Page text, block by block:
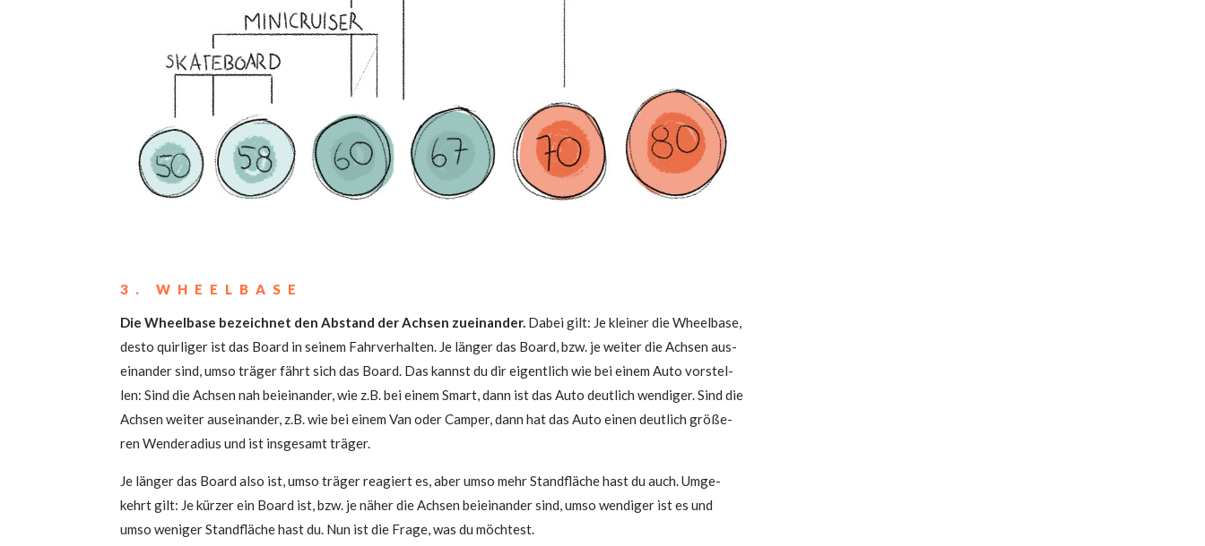
3. WHEEL­BA­SE
Die Wheel­ba­se bezeich­net den Abstand der Ach­sen zuein­an­der. Dabei gilt: Je klei­ner die Wheel­ba­se,
des­to quir­li­ger ist das Board in sei­nem Fahr­ver­hal­ten. Je län­ger das Board, bzw. je wei­ter die Ach­sen aus­
ein­an­der sind, umso trä­ger fährt sich das Board. Das kannst du dir eigent­lich wie bei einem Auto vor­stel­
len: Sind die Ach­sen nah bei­ein­an­der, wie z.B. bei einem Smart, dann ist das Auto deut­lich wen­di­ger. Sind die
Ach­sen wei­ter aus­ein­an­der, z.B. wie bei einem Van oder Cam­per, dann hat das Auto einen deut­lich grö­ße­
ren Wen­de­ra­di­us und ist ins­ge­samt trä­ger.
Je län­ger das Board also ist, umso trä­ger reagiert es, aber umso mehr Stand­flä­che hast du auch. Umge­
kehrt gilt: Je kür­zer ein Board ist, bzw. je näher die Ach­sen bei­ein­an­der sind, umso wen­di­ger ist es und
umso weni­ger Stand­flä­che hast du. Nun ist die Fra­ge, was du möch­test.